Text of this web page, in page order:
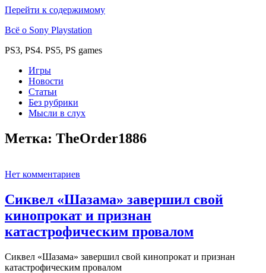
Перейти к содержимому
Всё о Sony Playstation
PS3, PS4. PS5, PS games
Игры
Новости
Статьи
Без рубрики
Мысли в слух
Метка: TheOrder1886
Нет комментариев
Сиквел «Шазама» завершил свой
кинопрокат и признан
катастрофическим провалом
Сиквел «Шазама» завершил свой кинопрокат и признан
катастрофическим провалом